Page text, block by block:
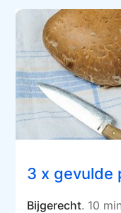
3 x gevulde
Bijgerecht. 10